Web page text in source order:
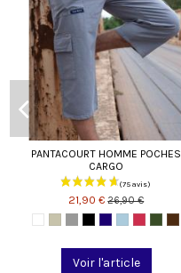
PANTACOURT HOMME POCHES
CARGO
21,90 €26,90 €
Voir l'article